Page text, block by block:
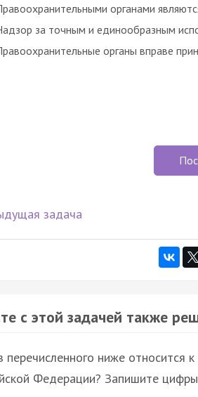
органами
за точным и единообразным
органы вправе
задача
с этой задачей также
перечисленного ниже относится
Федерации? Запишите